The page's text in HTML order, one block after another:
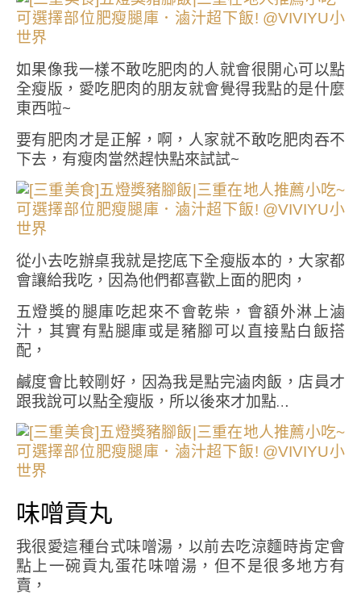
如果像我一樣不敢吃肥肉的人就會很開心可以點
全瘦版，愛吃肥肉的朋友就會覺得我點的是什麼
東西啦~
要有肥肉才是正解，啊，人家就不敢吃肥肉吞不
下去，有瘦肉當然趕快點來試試~
從小去吃辦桌我就是挖底下全瘦版本的，大家都
會讓給我吃，因為他們都喜歡上面的肥肉，
五燈獎的腿庫吃起來不會乾柴，會額外淋上滷
汁，其實有點腿庫或是豬腳可以直接點白飯搭
配，
鹹度會比較剛好，因為我是點完滷肉飯，店員才
跟我說可以點全瘦版，所以後來才加點…
味噌貢丸
我很愛這種台式味噌湯，以前去吃涼麵時肯定會
點上一碗貢丸蛋花味噌湯，但不是很多地方有
賣，